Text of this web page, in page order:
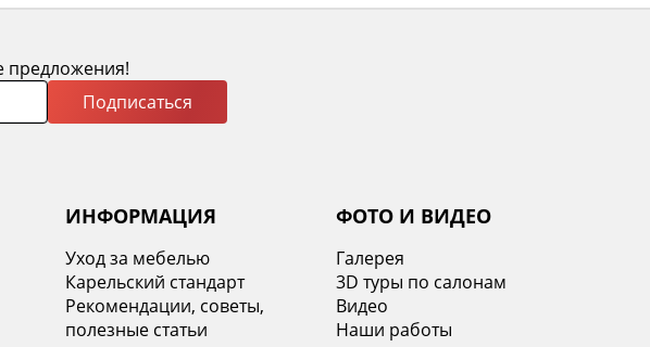
предложения!
Подписаться
ИНФОРМАЦИЯ
Уход за мебелью
Карельский стандарт
Рекомендации, советы,
полезные статьи
ФОТО И ВИДЕО
Галерея
3D туры по салонам
Видео
Наши работы